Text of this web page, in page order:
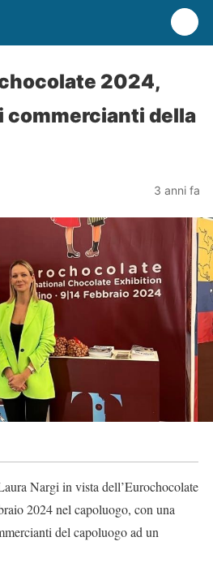
2024,
commercianti della
3 anni fa
Nargi in vista dell’Eurochocolate
2024 nel capoluogo, con una
del capoluogo ad un